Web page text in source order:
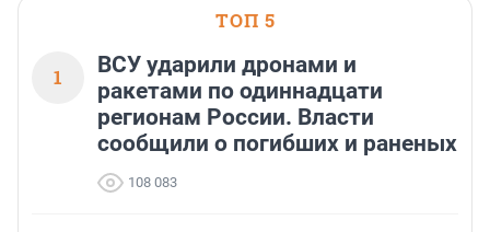
ТОП 5
1
ВСУ ударили дронами и
ракетами по одиннадцати
регионам России. Власти
сообщили о погибших и раненых
108 083